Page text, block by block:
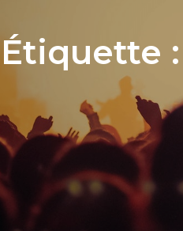
Étiquette :